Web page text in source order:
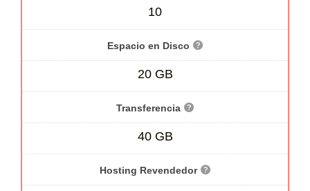
10
Espacio en Disco
20 GB
Transferencia
40 GB
Hosting Revendedor